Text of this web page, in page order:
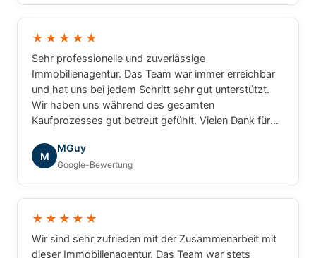
★★★★★
Sehr professionelle und zuverlässige
Immobilienagentur. Das Team war immer erreichbar
und hat uns bei jedem Schritt sehr gut unterstützt.
Wir haben uns während des gesamten
Kaufprozesses gut betreut gefühlt. Vielen Dank für
M
MGuy
Google-Bewertung
★★★★★
Wir sind sehr zufrieden mit der Zusammenarbeit mit
dieser Immobilienagentur. Das Team war stets